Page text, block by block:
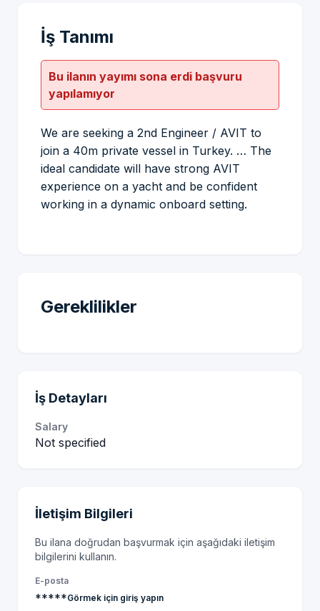
İş Tanımı
Bu ilanın yayımı sona erdi başvuru
yapılamıyor
We are seeking a 2nd Engineer / AVIT to
join a 40m private vessel in Turkey. … The
ideal candidate will have strong AVIT
experience on a yacht and be confident
working in a dynamic onboard setting.
Gereklilikler
İş Detayları
Salary
Not specified
İletişim Bilgileri
Bu ilana doğrudan başvurmak için aşağıdaki iletişim
bilgilerini kullanın.
E-posta
*****Görmek için giriş yapın